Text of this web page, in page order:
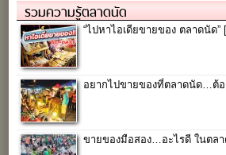
รวมความรู้ตลาดนัด
“ไปหาไอเดียขายของ ตลาดนัด
อยากไปขายของที่ตลาดนัด…ต้อ
ขายของมือสอง…อะไรดี ในตล